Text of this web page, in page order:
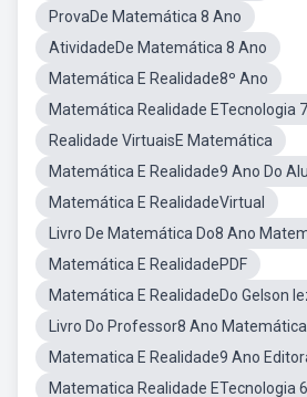
ProvaDe Matemática 8 Ano
AtividadeDe Matemática 8 Ano
Matemática E Realidade8º Ano
Matemática Realidade ETecnologia
Realidade VirtuaisE Matemática
Matemática E Realidade9 Ano Do
Matemática E RealidadeVirtual
Livro De Matemática Do8 Ano
Matemática E RealidadePDF
Matemática E RealidadeDo Gelson
Livro Do Professor8 Ano
Matematica E Realidade9 Ano
Matematica Realidade ETecnologia